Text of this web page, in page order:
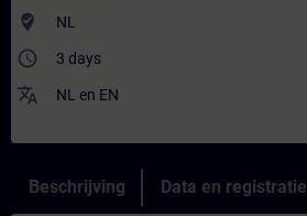
where_to_vote NL
access_time 3 days
translate NL en EN
Beschrijving Data en registratie